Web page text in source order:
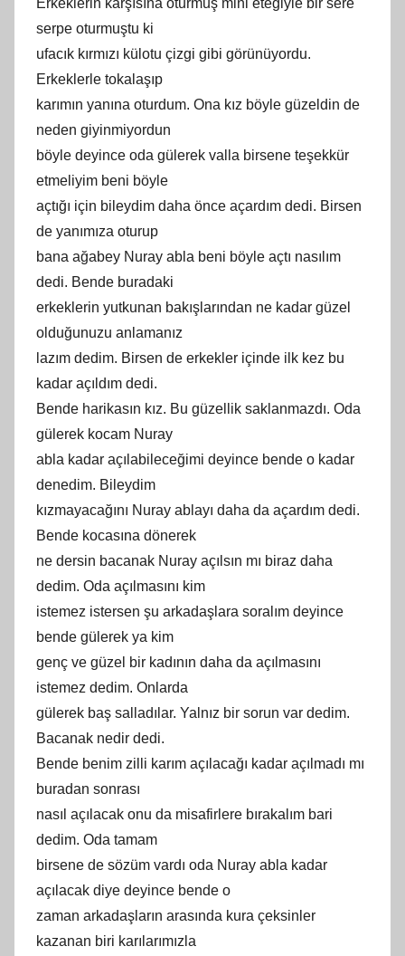
serpe oturmuştu ki
ufacık kırmızı külotu çizgi gibi görünüyordu.
Erkeklerle tokalaşıp
karımın yanına oturdum. Ona kız böyle güzeldin de
neden giyinmiyordun
böyle deyince oda gülerek valla birsene teşekkür
etmeliyim beni böyle
açtığı için bileydim daha önce açardım dedi. Birsen
de yanımıza oturup
bana ağabey Nuray abla beni böyle açtı nasılım
dedi. Bende buradaki
erkeklerin yutkunan bakışlarından ne kadar güzel
olduğunuzu anlamanız
lazım dedim. Birsen de erkekler içinde ilk kez bu
kadar açıldım dedi.
Bende harikasın kız. Bu güzellik saklanmazdı. Oda
gülerek kocam Nuray
abla kadar açılabileceğimi deyince bende o kadar
denedim. Bileydim
kızmayacağını Nuray ablayı daha da açardım dedi.
Bende kocasına dönerek
ne dersin bacanak Nuray açılsın mı biraz daha
dedim. Oda açılmasını kim
istemez istersen şu arkadaşlara soralım deyince
bende gülerek ya kim
genç ve güzel bir kadının daha da açılmasını
istemez dedim. Onlarda
gülerek baş salladılar. Yalnız bir sorun var dedim.
Bacanak nedir dedi.
Bende benim zilli karım açılacağı kadar açılmadı mı
buradan sonrası
nasıl açılacak onu da misafirlere bırakalım bari
dedim. Oda tamam
birsene de sözüm vardı oda Nuray abla kadar
açılacak diye deyince bende o
zaman arkadaşların arasında kura çeksinler
kazanan biri karılarımızla